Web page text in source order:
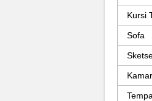
Kursi
Sofa